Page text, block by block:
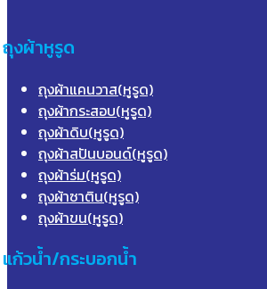
ถุงผ้าหูรูด
ถุงผ้าแคนวาส(หูรูด)
ถุงผ้ากระสอบ(หูรูด)
ถุงผ้าดิบ(หูรูด)
ถุงผ้าสปันบอนด์(หูรูด)
ถุงผ้าร่ม(หูรูด)
ถุงผ้าซาติน(หูรูด)
ถุงผ้าขน(หูรูด)
แก้วน้ำ/กระบอกน้ำ